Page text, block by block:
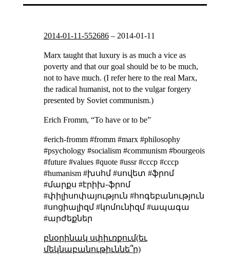
2014-01-11-552686– 2014-01-11
Marx taught that luxury is as much a vice as
poverty and that our goal should be to be much,
not to have much. (I refer here to the real Marx,
the radical humanist, not to the vulgar forgery
presented by Soviet communism.)
Erich Fromm, “To have or to be”
#erich-fromm #fromm #marx #philosophy
#psychology #socialism #communism #bourgeois
#future #values #quote #ussr #cccp #ссср
#humanism #խսհմ #սովետ #ֆրոմ
#մարքս #էրիխ֊ֆրոմ
#փիլիսոփայություն #հոգեբանություն
#սոցիալիզմ #կոմունիզմ #ապագա
#արժեքներ
բնօրինակ սփիւռքում(եւ
մեկնաբանութիւննե՞ր)